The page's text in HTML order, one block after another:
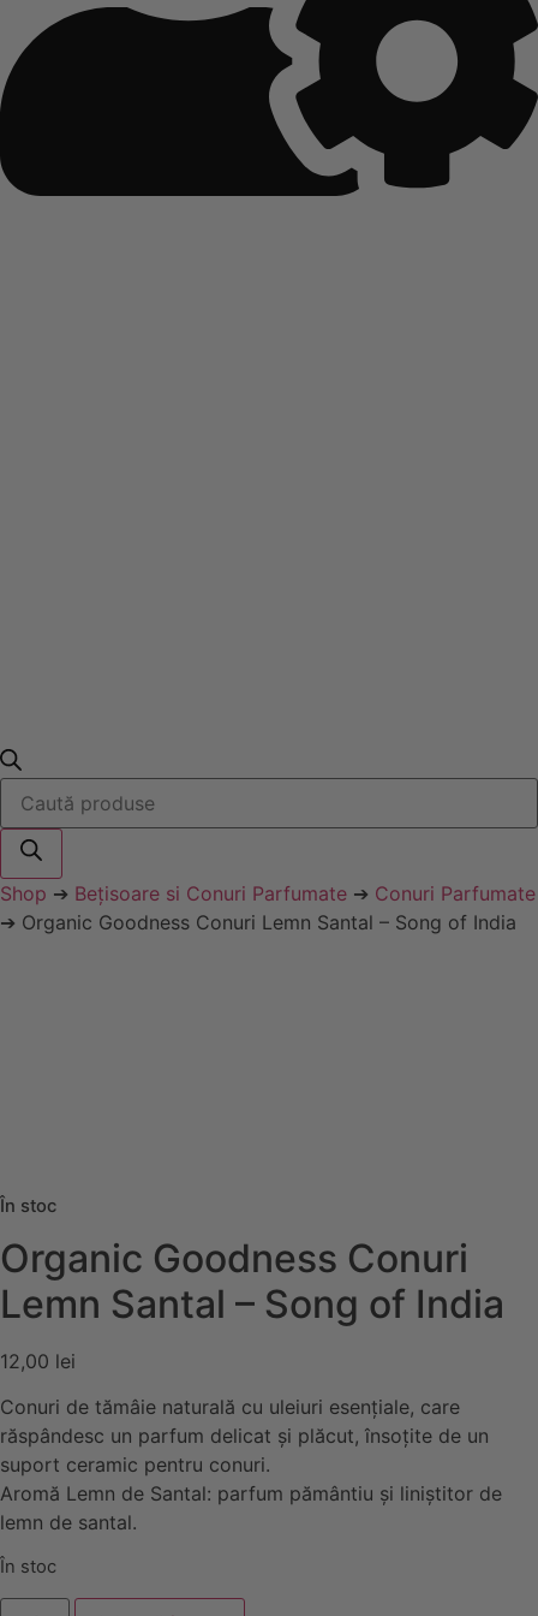
Products
search
Shop ➔ Bețisoare si Conuri Parfumate ➔ Conuri Parfumate
➔ Organic Goodness Conuri Lemn Santal – Song of India
În stoc
Organic Goodness Conuri
Lemn Santal – Song of India
12,00 lei
Conuri de tămâie naturală cu uleiuri esențiale, care
răspândesc un parfum delicat și plăcut, însoțite de un
suport ceramic pentru conuri.
Aromă Lemn de Santal: parfum pământiu și liniștitor de
lemn de santal.
În stoc
Cantitate